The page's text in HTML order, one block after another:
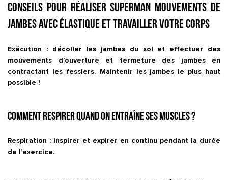
Conseils pour réaliser Superman mouvements de
jambes avec élastique et travailler votre corps
Exécution : décoller les jambes du sol et effectuer des
mouvements d’ouverture et fermeture des jambes en
contractant les fessiers. Maintenir les jambes le plus haut
possible !
Comment respirer quand on entraîne ses muscles ?
Respiration : inspirer et expirer en continu pendant la durée
de l’exercice.